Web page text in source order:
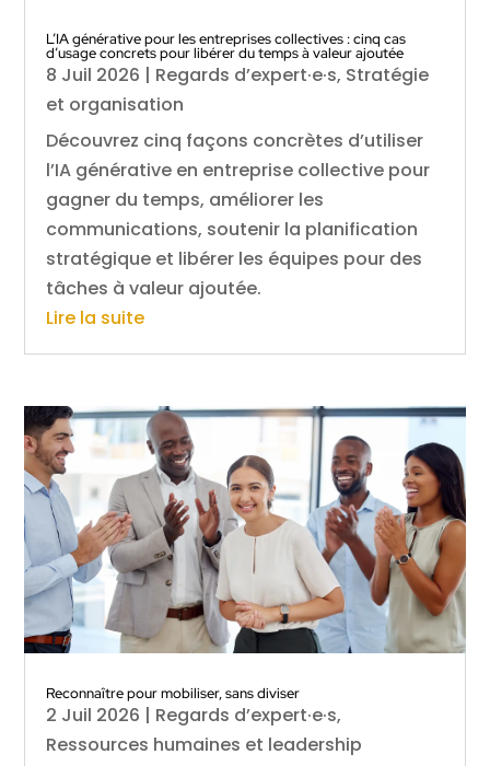
L’IA générative pour les entreprises collectives : cinq cas
d’usage concrets pour libérer du temps à valeur ajoutée
8 Juil 2026 | Regards d’expert·e·s, Stratégie
et organisation
Découvrez cinq façons concrètes d’utiliser
l’IA générative en entreprise collective pour
gagner du temps, améliorer les
communications, soutenir la planification
stratégique et libérer les équipes pour des
tâches à valeur ajoutée.
Lire la suite
Reconnaître pour mobiliser, sans diviser
2 Juil 2026 | Regards d’expert·e·s,
Ressources humaines et leadership